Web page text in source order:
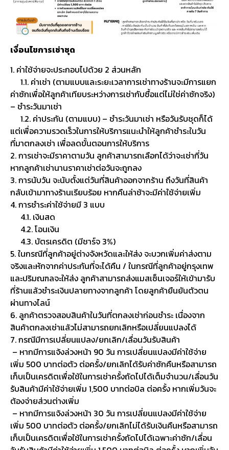
เงื่อนไขการเช่าชุด
1. ค่าใช้จ่ายจะประกอบไปด้วย 2 ส่วนหลัก
1.1. ค่าเช่า (ตามแบบและระยะเวลาการเช่าทางร้านจะมีการแยก
ค่าซักเพื่อให้ลูกค้าเทียบระหว่างการเช่ากับซื้อแต่ไม่ใช่ค่าซักจริง)
– ชำระวันมาเช่า
1.2. ค่าประกัน (ตามแบบ) – ชำระวันมาเช่า หรือวันรับชุดก็ได้
แต่เพื่อความรวดเร็วในการให้บริการแนะนำให้ลูกค้าชำระในวัน
ที่มาตกลงเช่า เพื่อลดขั้นตอนการให้บริการ
2. การเช่าจะมีราคาตามวัน ลูกค้าสามารถเลือกได้ว่าจะเช่ากี่วัน
หากลูกค้าเช่านานราคาเช่าต่อวันจะถูกลง
3. การนับวัน จะนับตั้งแต่วันที่สินค้าออกจากร้าน ถึงวันที่สินค้า
กลับเข้ามาทางร้านเรียบร้อย หากคืนล่าช้าจะมีค่าใช้จ่ายเพิ่ม
4. การชำระค่าใช้จ่ายมี 3 แบบ
4.1. เงินสด
4.2. โอนเงิน
4.3. บัตรเครดิต (มีชาร์จ 3%)
5. ในกรณีที่ลูกค้าอยู่ต่างจังหวัดและให้ส่ง จะบวกเพิ่มค่าส่งตาม
จริงและหักจากค่าประกันที่จะได้คืน / ในกรณีที่ลูกค้าอยู่กรุงเทพ
และปริมณฑลจะให้ส่ง ลูกค้าสามารถส่งแมสเซ็นเจอร์ให้เข้ามารับ
ที่ร้านแล้วชำระเงินปลายทางจากลูกค้า โดยลูกค้ายืนยันตัวตน
ผ่านทางไลน์
6. ลูกค้าตรวจสอบสินค้าในวันที่ตกลงเช่าก่อนชำระ เนื่องจาก
สินค้าตกลงเช่าแล้วไม่สามารถยกเลิกหรือเปลี่ยนแปลงได้
7. กรณีมีการเปลี่ยนแปลง/ยกเลิก/เลื่อนวันรับสินค้า
– หากมีการแจ้งล่วงหน้า 90 วัน การเปลี่ยนแปลงมีค่าใช้จ่าย
เพิ่ม 500 บาทต่อตัว ต่อครั้ง/ยกเลิกได้รับค่าซักคืนหรือสามารถ
เก็บเป็นเครดิตเพื่อใช้ในการเช่าครั้งถัดไปได้เต็มจำนวน/เลื่อนวัน
รับสินค้ามีค่าใช้จ่ายเพิ่ม 1,500 บาทต่อบิล ต่อครั้ง หากเพิ่มวันจะ
ต้องจ่ายส่วนต่างเพิ่ม
– หากมีการแจ้งล่วงหน้า 30 วัน การเปลี่ยนแปลงมีค่าใช้จ่าย
เพิ่ม 500 บาทต่อตัว ต่อครั้ง/ยกเลิกไม่ได้รับเงินคืนหรือสามารถ
เก็บเป็นเครดิตเพื่อใช้ในการเช่าครั้งถัดไปได้เฉพาะค่าซัก/เลื่อน